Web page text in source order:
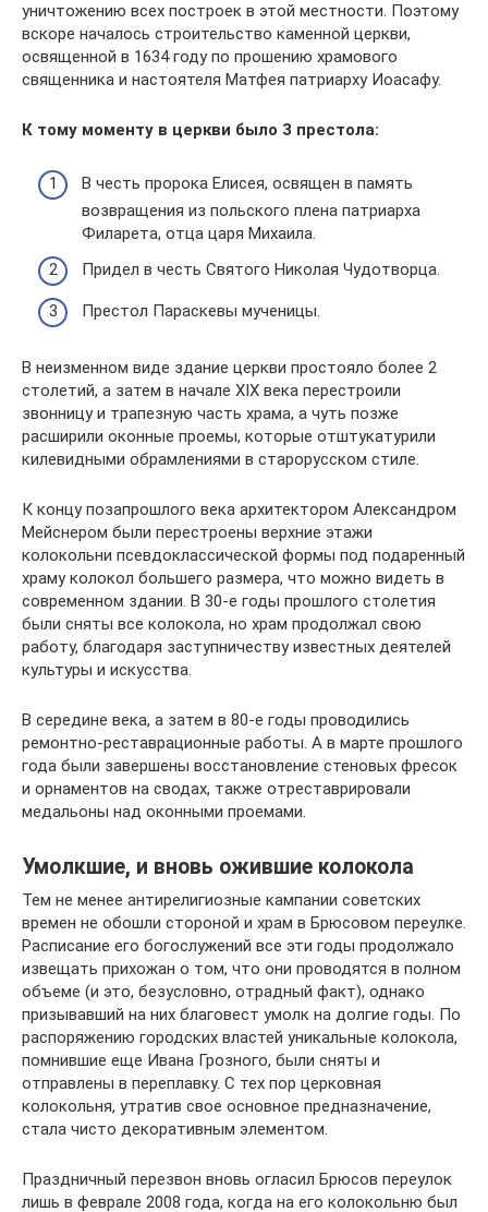
уничтожению всех построек в этой местности. Поэтому
вскоре началось строительство каменной церкви,
освященной в 1634 году по прошению храмового
священника и настоятеля Матфея патриарху Иоасафу.
К тому моменту в церкви было 3 престола:
В честь пророка Елисея, освящен в память
возвращения из польского плена патриарха
Филарета, отца царя Михаила.
Придел в честь Святого Николая Чудотворца.
Престол Параскевы мученицы.
В неизменном виде здание церкви простояло более 2
столетий, а затем в начале XIX века перестроили
звонницу и трапезную часть храма, а чуть позже
расширили оконные проемы, которые отштукатурили
килевидными обрамлениями в старорусском стиле.
К концу позапрошлого века архитектором Александром
Мейснером были перестроены верхние этажи
колокольни псевдоклассической формы под подаренный
храму колокол большего размера, что можно видеть в
современном здании. В 30-е годы прошлого столетия
были сняты все колокола, но храм продолжал свою
работу, благодаря заступничеству известных деятелей
культуры и искусства.
В середине века, а затем в 80-е годы проводились
ремонтно-реставрационные работы. А в марте прошлого
года были завершены восстановление стеновых фресок
и орнаментов на сводах, также отреставрировали
медальоны над оконными проемами.
Умолкшие, и вновь ожившие колокола
Тем не менее антирелигиозные кампании советских
времен не обошли стороной и храм в Брюсовом переулке.
Расписание его богослужений все эти годы продолжало
извещать прихожан о том, что они проводятся в полном
объеме (и это, безусловно, отрадный факт), однако
призывавший на них благовест умолк на долгие годы. По
распоряжению городских властей уникальные колокола,
помнившие еще Ивана Грозного, были сняты и
отправлены в переплавку. С тех пор церковная
колокольня, утратив свое основное предназначение,
стала чисто декоративным элементом.
Праздничный перезвон вновь огласил Брюсов переулок
лишь в феврале 2008 года, когда на его колокольню был